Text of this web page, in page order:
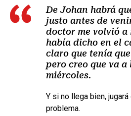
De Johan habrá
justo antes de
doctor me volvió a
había dicho en el
claro que tenía
pero creo que va
miércoles.
Y si no llega bien,
problema.